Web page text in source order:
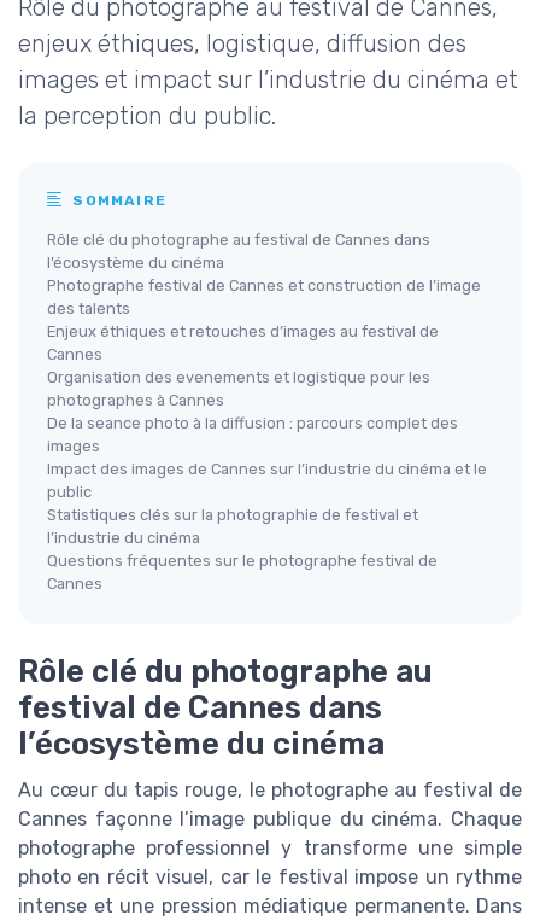
Rôle du photographe au festival de Cannes,
enjeux éthiques, logistique, diffusion des
images et impact sur l’industrie du cinéma et
la perception du public.
SOMMAIRE
Rôle clé du photographe au festival de Cannes dans
l’écosystème du cinéma
Photographe festival de Cannes et construction de l’image
des talents
Enjeux éthiques et retouches d’images au festival de
Cannes
Organisation des evenements et logistique pour les
photographes à Cannes
De la seance photo à la diffusion : parcours complet des
images
Impact des images de Cannes sur l’industrie du cinéma et le
public
Statistiques clés sur la photographie de festival et
l’industrie du cinéma
Questions fréquentes sur le photographe festival de
Cannes
Rôle clé du photographe au
festival de Cannes dans
l’écosystème du cinéma
Au cœur du tapis rouge, le photographe au festival de
Cannes façonne l’image publique du cinéma. Chaque
photographe professionnel y transforme une simple
photo en récit visuel, car le festival impose un rythme
intense et une pression médiatique permanente. Dans